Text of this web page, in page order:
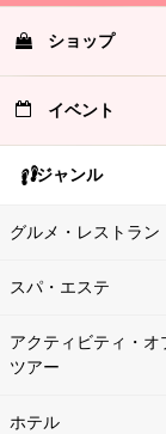
ショップ
イベント
ジャンル
グルメ・レストラン
スパ・エステ
アクティビティ・オ
ツアー
ホテル